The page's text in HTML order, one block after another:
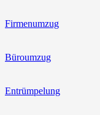
Firmenumzug
Büroumzug
Entrümpelung